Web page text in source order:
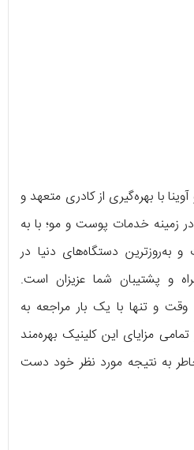
با بهره‌گیری از کادری متعهد و
خدمات پوست و مو؛ با به
به‌روزترین دستگاه‌های دنیا در
و پشتیبان شما عزیزان است.
و تنها با یک بار مراجعه به
مزایای این کلینیک بهره‌مند
به نتیجه مورد نظر خود دست